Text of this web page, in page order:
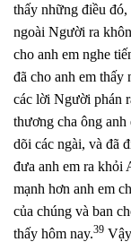
thấy những điều
ngoài Người ra
cho anh em nghe
đã cho anh em thấy
các lời Người phán
thương cha ông
dõi các ngài, và đã
đưa anh em ra khỏi
mạnh hơn anh em
của chúng và ban
thấy hôm nay.39